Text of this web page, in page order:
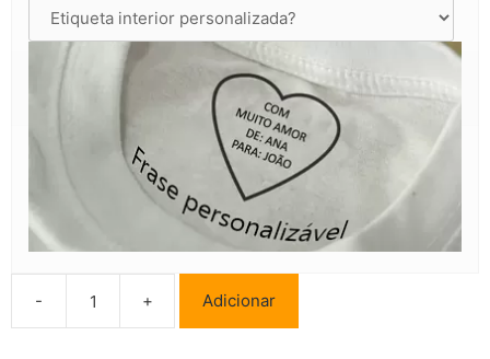
-
Quantidade
de
+ Adicionar